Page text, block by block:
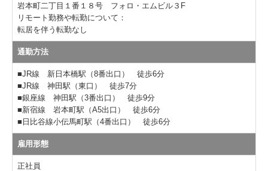
岩本町二丁目１番１８号 フォロ・エムビル３F
リモート勤務や転勤について：
転居を伴う転勤なし
通勤方法
■JR線 新日本橋駅（8番出口） 徒歩6分
■JR線 神田駅（東口） 徒歩7分
■銀座線 神田駅（3番出口） 徒歩9分
■新宿線 岩本町駅（A5出口） 徒歩6分
■日比谷線小伝馬町駅（4番出口） 徒歩6分
雇用形態
正社員